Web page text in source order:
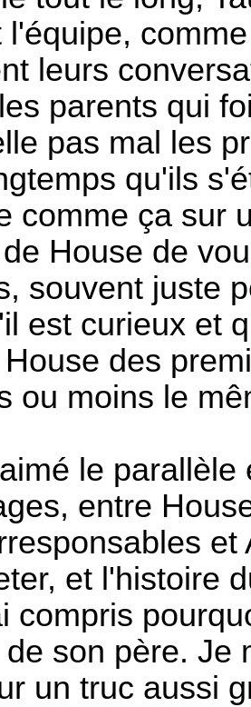
l'équipe,
leurs
parents qui
pas mal les
qu'ils
comme ça sur
House de
souvent juste
est curieux et
des
ou moins le
le
entre
et l'histoire
compris
son père. Je
un truc aussi